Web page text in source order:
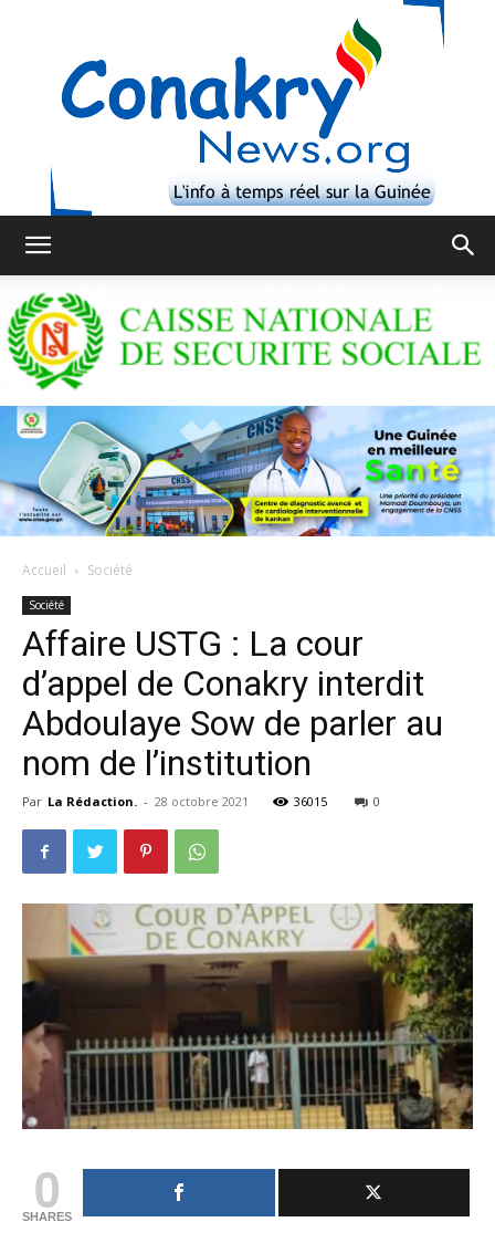
Accueil Société
Société
Affaire USTG : La cour
d’appel de Conakry interdit
Abdoulaye Sow de parler au
nom de l’institution
Par La Rédaction. - 28 octobre 2021 36015 0
0
SHARES